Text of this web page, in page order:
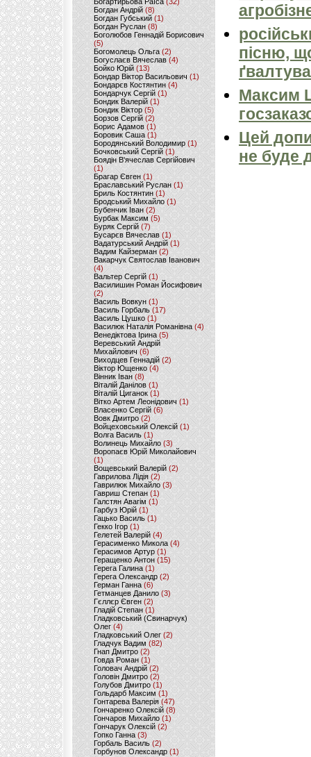
Богдан Андрій(8)
Богдан Губський (1)
Богдан Руслан(8)
Боголюбов Геннадій Борисович
(5)
Богомолець Ольга (2)
Богуслаєв Вячеслав (4)
Бойко Юрій (13)
Бондар Віктор Васильович (1)
Бондарєв Костянтин (4)
Бондарчук Сергій(1)
Бондик Валерій (1)
Бондик Віктор(5)
Борзов Сергiй (2)
Борис Адамов(1)
Боровик Саша (1)
Бородянський Володимир (1)
Бочковський Сергій (1)
Боядін В'ячеслав Сергійович
(1)
Брагар Євген (1)
Браславський Руслан (1)
Бриль Костянтин (1)
Бродський Михайло (1)
Бубенчик Іван(2)
Бурбак Максим (5)
Буряк Сергій (7)
Бусарєв Вячеслав (1)
Вадатурський Андрій (1)
Вадим Кайзерман (2)
Вакарчук Святослав Іванович
(4)
Вальтер Сергій (1)
Василишин Роман Йосифович
(2)
Василь Вовкун (1)
Василь Горбаль (17)
Василь Цушко (1)
Василюк Наталія Романівна (4)
Венедіктова Ірина(5)
Веревський Андрій
Михайлович (6)
Виходцев Геннадій (2)
Віктор Ющенко (4)
Вінник Іван (8)
Віталій Данілов (1)
Віталій Циганок (1)
Вітко Артем Леонідович(1)
Власенко Сергій (6)
Вовк Дмитро(2)
Войцеховський Олексій(1)
Волга Василь (1)
Волинець Михайло (3)
Воропаєв Юрій Миколайович
(1)
Вощевський Валерій(2)
Гаврилова Лідія (2)
Гаврилюк Михайло (3)
Гавриш Степан (1)
Галстян Авагім (1)
Гарбуз Юрій (1)
Гацько Василь (1)
Гекко Ігор(1)
Гелетей Валерій (4)
Герасименко Микола (4)
Герасимов Артур (1)
Геращенко Антон(15)
Герега Галина (1)
Герега Олександр (2)
Герман Ганна (6)
Гетманцев Данило (3)
Гєллєр Євген (2)
Гладій Степан(1)
Гладковський (Свинарчук)
Олег (4)
Гладковський Олег (2)
Гладчук Вадим (82)
Гнап Дмитро (2)
Говда Роман(1)
Головач Андрій (2)
Головін Дмитро (2)
Голубов Дмитро (1)
Гольдарб Максим(1)
Гонтарева Валерія (47)
Гончаренко Олексій(8)
Гончаров Михайло (1)
Гончарук Олексій (2)
Гопко Ганна (3)
Горбаль Василь (2)
Горбунов Олександр (1)
пісню,
Максим
Цей
не буде